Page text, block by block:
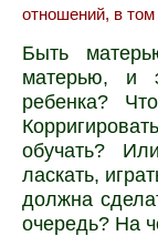
отношений, в
Быть
матерью, и
ребенка?
обучать?
ласкать,
должна
очередь? На